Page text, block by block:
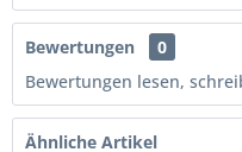
Bewertungen
0
Bewertungen lesen,
Ähnliche Artikel